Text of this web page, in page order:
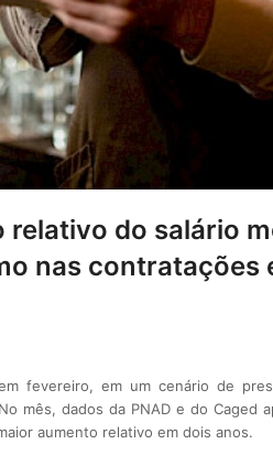
do salário
nas contratações
fevereiro, em um cenário de
mês, dados da PNAD e do Caged
aumento relativo em dois anos.